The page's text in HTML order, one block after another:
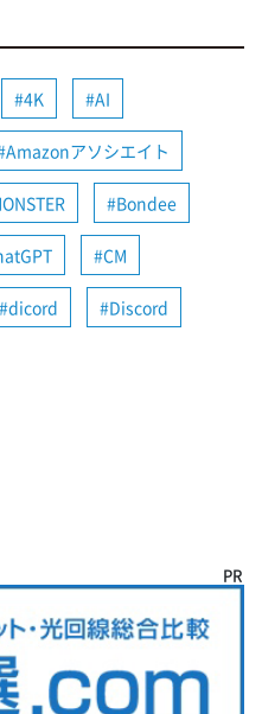
4K AI
Amazonアソシエイト
Bondee
CM
dicord Discord
PR